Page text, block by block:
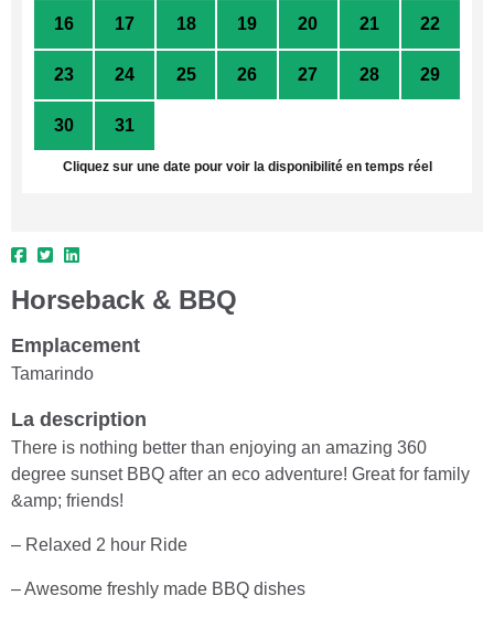
16 17 18 19 20 21 22
23 24 25 26 27 28 29
30 31
Cliquez sur une date pour voir la disponibilité en temps réel
Horseback & BBQ
Emplacement
Tamarindo
La description
There is nothing better than enjoying an amazing 360
degree sunset BBQ after an eco adventure! Great for family
&amp; friends!
– Relaxed 2 hour Ride
– Awesome freshly made BBQ dishes